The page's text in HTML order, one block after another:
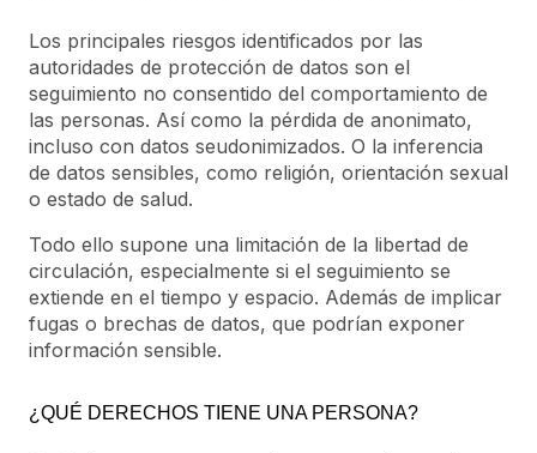
Los principales riesgos identificados por las
autoridades de protección de datos son el
seguimiento no consentido del comportamiento de
las personas. Así como la pérdida de anonimato,
incluso con datos seudonimizados. O la inferencia
de datos sensibles, como religión, orientación sexual
o estado de salud.
Todo ello supone una limitación de la libertad de
circulación, especialmente si el seguimiento se
extiende en el tiempo y espacio. Además de implicar
fugas o brechas de datos, que podrían exponer
información sensible.
¿QUÉ DERECHOS TIENE UNA PERSONA?